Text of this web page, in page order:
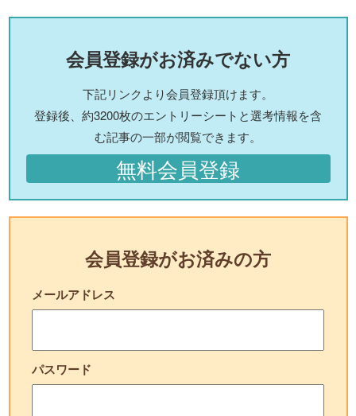
会員登録がお済みでない方
下記リンクより会員登録頂けます。
登録後、約3200枚のエントリーシートと選考情報を含
む記事の一部が閲覧できます。
無料会員登録
会員登録がお済みの方
メールアドレス
パスワード